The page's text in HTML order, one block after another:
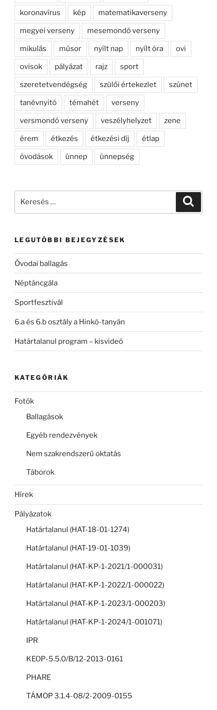
koronavírus kép matematikaverseny
megyei verseny mesemondó verseny
mikulás műsor nyílt nap nyílt óra ovi
ovisok pályázat rajz sport
szeretetvendégség szülői értekezlet szünet
tanévnyitó témahét verseny
versmondó verseny veszélyhelyzet zene
érem étkezés étkezési díj étlap
óvodások ünnep ünnepség
LEGUTÓBBI BEJEGYZÉSEK
Óvodai ballagás
Néptáncgála
Sportfesztivál
6.a és 6.b osztály a Hinkó-tanyán
Határtalanul program – kisvideó
KATEGÓRIÁK
Fotók
Ballagások
Egyéb rendezvények
Nem szakrendszerű oktatás
Táborok
Hírek
Pályázatok
Határtalanul (HAT-18-01-1274)
Határtalanul (HAT-19-01-1039)
Határtalanul (HAT-KP-1-2021/1-000031)
Határtalanul (HAT-KP-1-2022/1-000022)
Határtalanul (HAT-KP-1-2023/1-000203)
Határtalanul (HAT-KP-1-2024/1-001071)
IPR
KEOP-5.5.0/B/12-2013-0161
PHARE
TÁMOP 3.1.4-08/2-2009-0155